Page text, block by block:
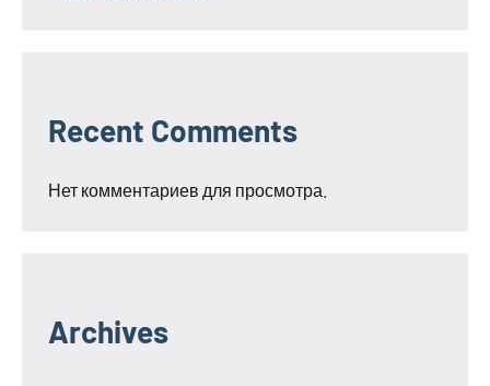
Recent Comments
Нет комментариев для просмотра.
Archives